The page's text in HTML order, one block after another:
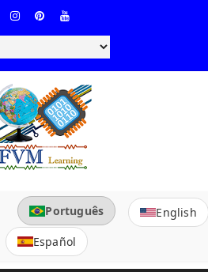
Português
English
Español